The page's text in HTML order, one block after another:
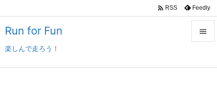
Run for Fun
楽しんで走ろう！

 RSS Feedly